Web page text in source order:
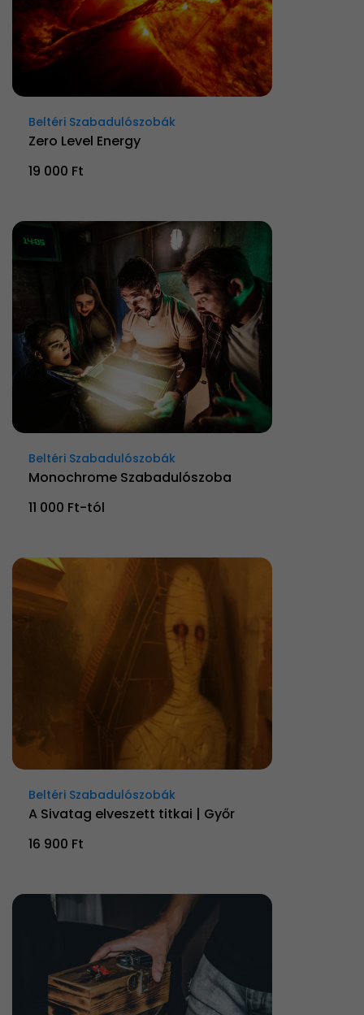
Beltéri Szabadulószobák
Zero Level Energy
19 000 Ft
Beltéri Szabadulószobák
Monochrome Szabadulószoba
11 000 Ft-tól
Beltéri Szabadulószobák
A Sivatag elveszett titkai | Győr
16 900 Ft